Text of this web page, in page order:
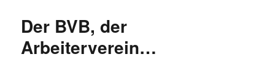
Der BVB, der
Arbeiterverein…